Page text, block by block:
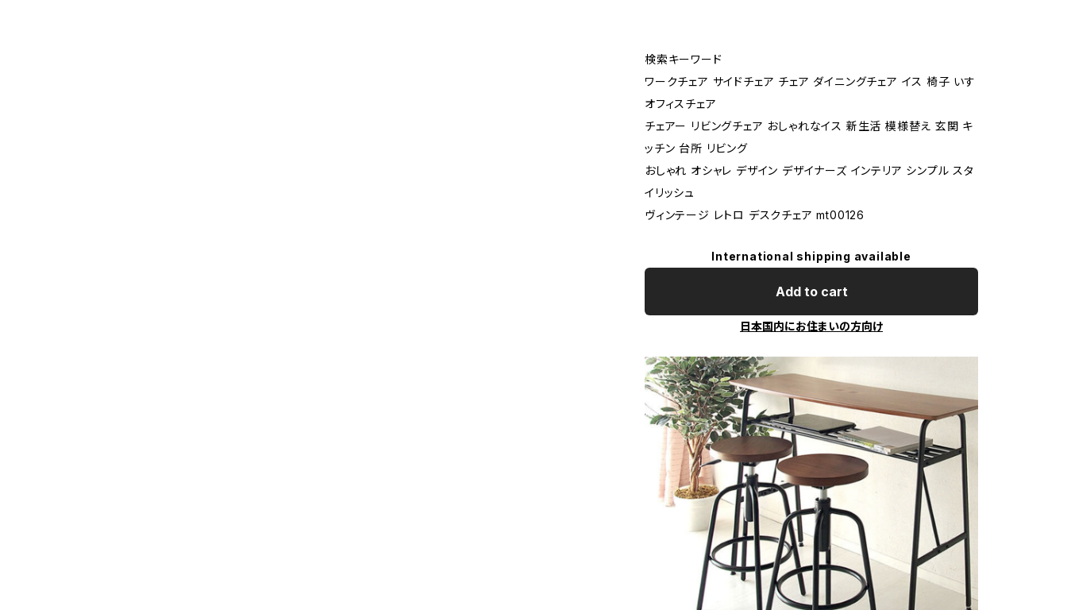
検索キーワード
ワークチェア サイドチェア チェア ダイニングチェア イス 椅子 いす
オフィスチェア
チェアー リビングチェア おしゃれなイス 新生活 模様替え 玄関 キ
ッチン 台所 リビング
おしゃれ オシャレ デザイン デザイナーズ インテリア シンプル スタ
イリッシュ
ヴィンテージ レトロ デスクチェア mt00126
International shipping available
Add to cart
日本国内にお住まいの方向け